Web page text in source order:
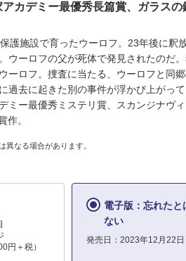
カデミー最優秀長篇賞、ガラスの
護施設で育ったウーロフ。23年後に釈
ウーロフの父が死体で発見されたのだ
ーロフ。捜査に当たる、ウーロフと同
過去に起きた別の事件が浮かび上がっ
ミー最優秀ミステリ賞、スカンジナヴ
作。
なる場合があります。
円＋税）
電子版：忘れたと
ない
発売日：2023年12月22日